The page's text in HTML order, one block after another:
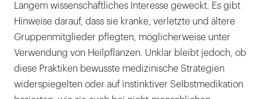
Langem wissenschaftliches Interesse geweckt. Es gibt
Hinweise darauf, dass sie kranke, verletzte und ältere
Gruppenmitglieder pflegten, möglicherweise unter
Verwendung von Heilpflanzen. Unklar bleibt jedoch, ob
diese Praktiken bewusste medizinische Strategien
widerspiegelten oder auf instinktiver Selbstmedikation